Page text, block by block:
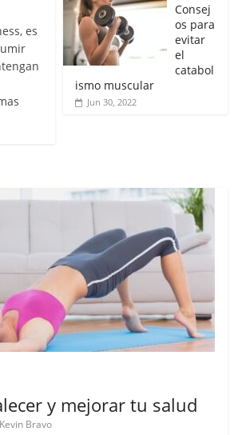
es
Consej
os para
evitar
el
catabol
ismo muscular
Jun 30, 2022
y mejorar tu salud
Kevin Bravo